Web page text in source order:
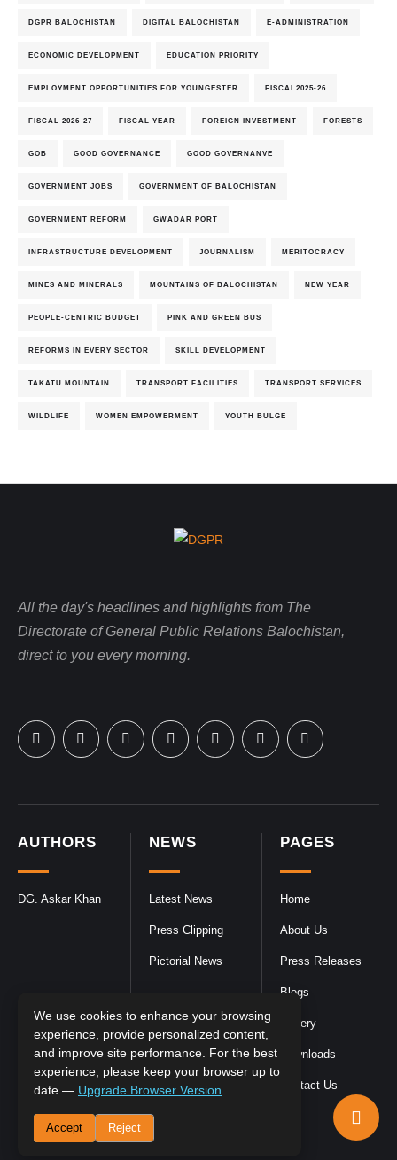
DGPR BALOCHISTAN DIGITAL BALOCHISTAN E-ADMINISTRATION
ECONOMIC DEVELOPMENT EDUCATION PRIORITY
EMPLOYMENT OPPORTUNITIES FOR YOUNGESTER FISCAL2025-26
FISCAL 2026-27 FISCAL YEAR FOREIGN INVESTMENT FORESTS
GOB GOOD GOVERNANCE GOOD GOVERNANVE
GOVERNMENT JOBS GOVERNMENT OF BALOCHISTAN
GOVERNMENT REFORM GWADAR PORT
INFRASTRUCTURE DEVELOPMENT JOURNALISM MERITOCRACY
MINES AND MINERALS MOUNTAINS OF BALOCHISTAN NEW YEAR
PEOPLE-CENTRIC BUDGET PINK AND GREEN BUS
REFORMS IN EVERY SECTOR SKILL DEVELOPMENT
TAKATU MOUNTAIN TRANSPORT FACILITIES TRANSPORT SERVICES
WILDLIFE WOMEN EMPOWERMENT YOUTH BULGE
PAGES
Home
About Us
Press Releases
Blogs
Gallery
Downloads
Contact Us
NEWS
Latest News
Press Clipping
Pictorial News
AUTHORS
DG. Askar Khan
All the day's headlines and highlights from The
Directorate of General Public Relations Balochistan,
direct to you every morning.
We use cookies to enhance your browsing
experience, provide personalized content,
and improve site performance. For the best
experience, please keep your browser up to
date — Upgrade Browser Version
Accept Reject